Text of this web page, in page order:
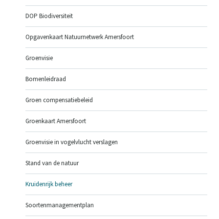
DOP Biodiversiteit
Opgavenkaart Natuurnetwerk Amersfoort
Groenvisie
Bomenleidraad
Groen compensatiebeleid
Groenkaart Amersfoort
Groenvisie in vogelvlucht verslagen
Stand van de natuur
Kruidenrijk beheer
Soortenmanagementplan